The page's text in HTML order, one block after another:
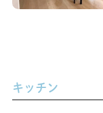
キッチン